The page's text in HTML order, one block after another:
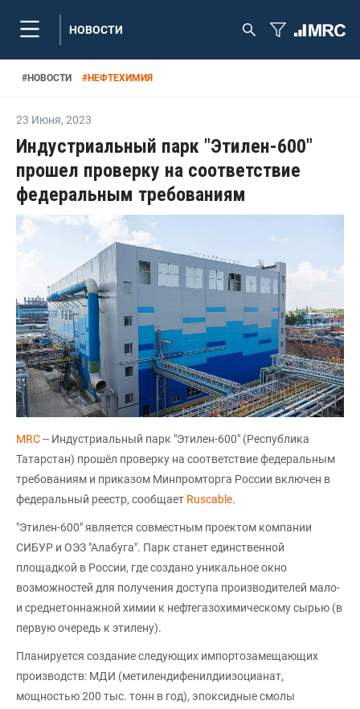
НОВОСТИ
#НОВОСТИ #НЕФТЕХИМИЯ
23 Июня, 2023
Индустриальный парк "Этилен-600"
прошел проверку на соответствие
федеральным требованиям
MRC-- Индустриальный парк "Этилен-600" (Республика
Татарстан) прошёл проверку на соответствие федеральным
требованиям и приказом Минпромторга России включен в
федеральный реестр, сообщает Ruscable.
"Этилен-600" является совместным проектом компании
СИБУР и ОЭЗ "Алабуга". Парк станет единственной
площадкой в России, где создано уникальное окно
возможностей для получения доступа производителей мало-
и среднетоннажной химии к нефтегазохимическому сырью (в
первую очередь к этилену).
Планируется создание следующих импортозамещающих
производств: МДИ (метилендифенилдиизоцианат,
мощностью 200 тыс. тонн в год), эпоксидные смолы